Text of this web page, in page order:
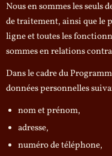
Nous en sommes les seuls
de traitement, ainsi que le
ligne et toutes les
sommes en relations
Dans le cadre du
données personnelles
nom et prénom,
adresse,
numéro de téléphone,